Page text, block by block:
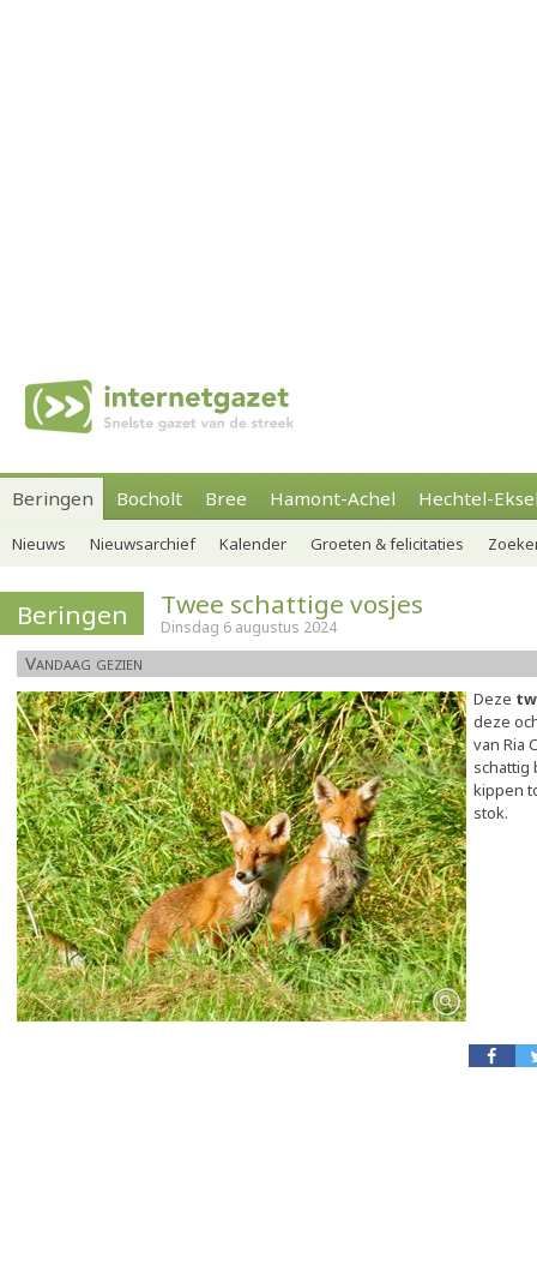
Beringen Bocholt Bree Hamont-Achel Hechtel-
Nieuws Nieuwsarchief Kalender Groeten & felicitaties
Beringen Twee schattige vosjes
Dinsdag 6 augustus 2024
Vandaag gezien
Deze
deze
van Ria
schattig
kippen
stok.